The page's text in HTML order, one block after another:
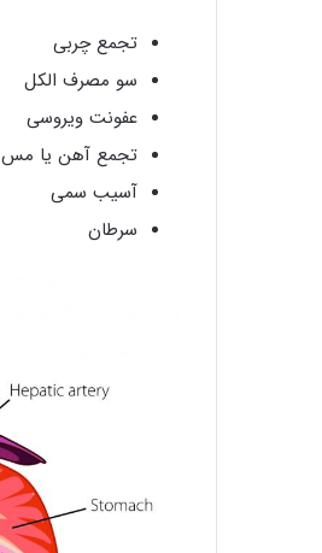
تجمع چربی
سو مصرف الکل
عفونت ویروسی
تجمع آهن یا مس
آسیب سمی
سرطان